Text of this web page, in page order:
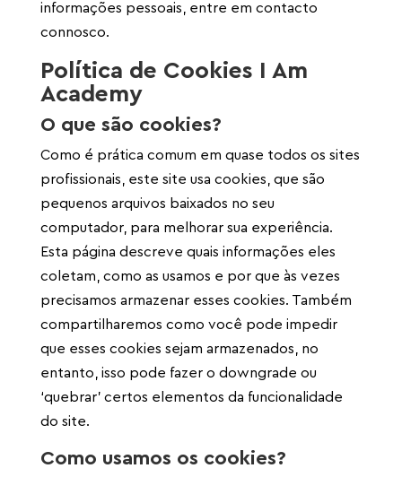
informações pessoais, entre em contacto
connosco.
Política de Cookies I Am
Academy
O que são cookies?
Como é prática comum em quase todos os sites
profissionais, este site usa cookies, que são
pequenos arquivos baixados no seu
computador, para melhorar sua experiência.
Esta página descreve quais informações eles
coletam, como as usamos e por que às vezes
precisamos armazenar esses cookies. Também
compartilharemos como você pode impedir
que esses cookies sejam armazenados, no
entanto, isso pode fazer o downgrade ou
‘quebrar’ certos elementos da funcionalidade
do site.
Como usamos os cookies?